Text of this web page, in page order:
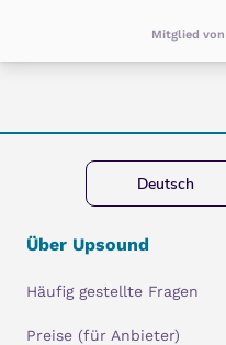
Mitglied
Deutsch
Über Upsound
Häufig gestellte Fragen
Preise (für Anbieter)